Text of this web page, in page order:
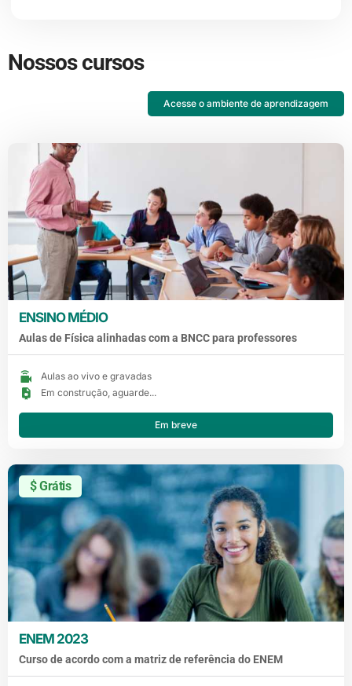
Nossos cursos
Acesse o ambiente de aprendizagem
ENSINO MÉDIO
Aulas de Física alinhadas com a BNCC para professores
Aulas ao vivo e gravadas
Em construção, aguarde...
Em breve
$ Grátis
ENEM 2023
Curso de acordo com a matriz de referência do ENEM